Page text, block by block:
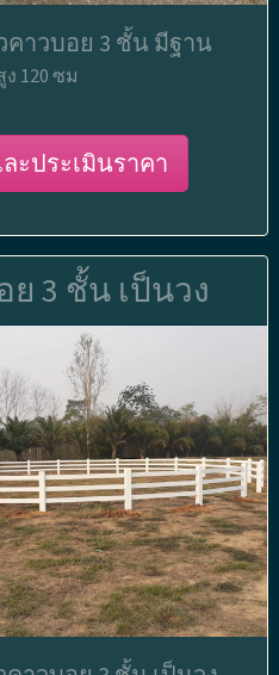
วคาวบอย 3 ชั้น มีฐาน
120 ซม
ะประเมินราคา
3 ชั้น เป็นวง